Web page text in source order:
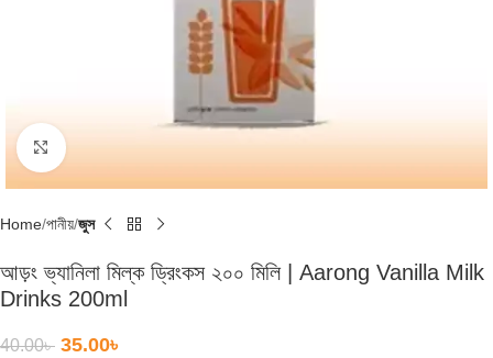
Click to enlarge
Home পানীয় জুস
আড়ং ভ্যানিলা মিল্ক ড্রিংকস ২০০ মিলি | Aarong Vanilla Milk
Drinks 200ml
40.00৳ 35.00৳